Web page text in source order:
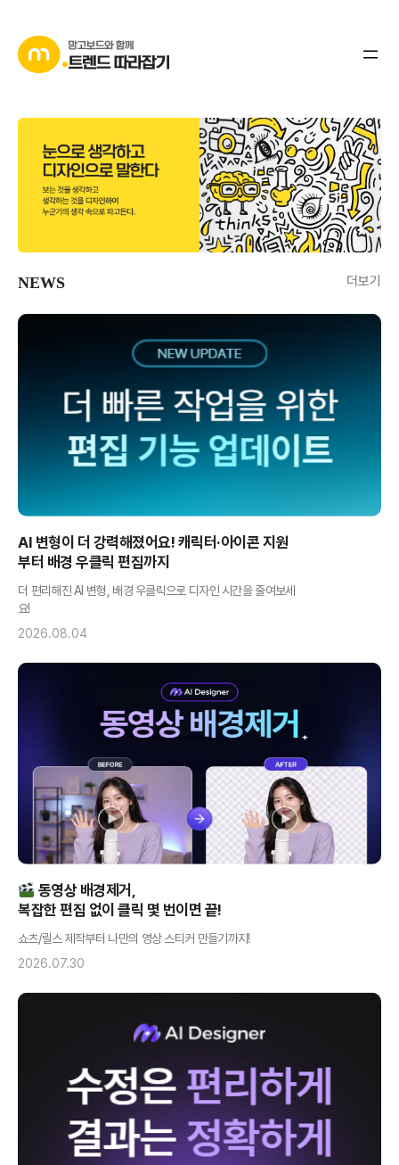
NEWS 더보기
AI 변형이 더 강력해졌어요! 캐릭터·아이콘 지원
부터 배경 우클릭 편집까지
더 편리해진 AI 변형, 배경 우클릭으로 디자인 시간을 줄여보세
요!
2026.08.04
동영상 배경제거,
복잡한 편집 없이 클릭 몇 번이면 끝!
쇼츠/릴스 제작부터 나만의 영상 스티커 만들기까지!
2026.07.30